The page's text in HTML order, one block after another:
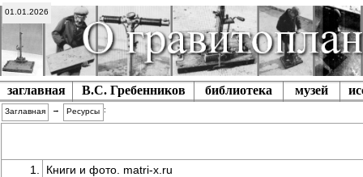
01.01.2026
заглавная В.С. Гребенников библиотека музей
Заглавная → Ресурсы :
1.
Книги и фото. matri-x.ru